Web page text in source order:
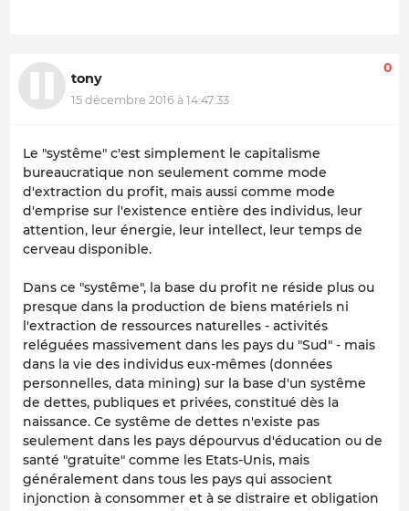
tony
15 décembre 2016 à 14:47:33
0
Le "systême" c'est simplement le capitalisme
bureaucratique non seulement comme mode
d'extraction du profit, mais aussi comme mode
d'emprise sur l'existence entière des individus, leur
attention, leur énergie, leur intellect, leur temps de
cerveau disponible.
Dans ce "systême", la base du profit ne réside plus ou
presque dans la production de biens matériels ni
l'extraction de ressources naturelles - activités
reléguées massivement dans les pays du "Sud" - mais
dans la vie des individus eux-mêmes (données
personnelles, data mining) sur la base d'un systême
de dettes, publiques et privées, constitué dès la
naissance. Ce systême de dettes n'existe pas
seulement dans les pays dépourvus d'éducation ou de
santé "gratuite" comme les Etats-Unis, mais
généralement dans tous les pays qui associent
injonction à consommer et à se distraire et obligation